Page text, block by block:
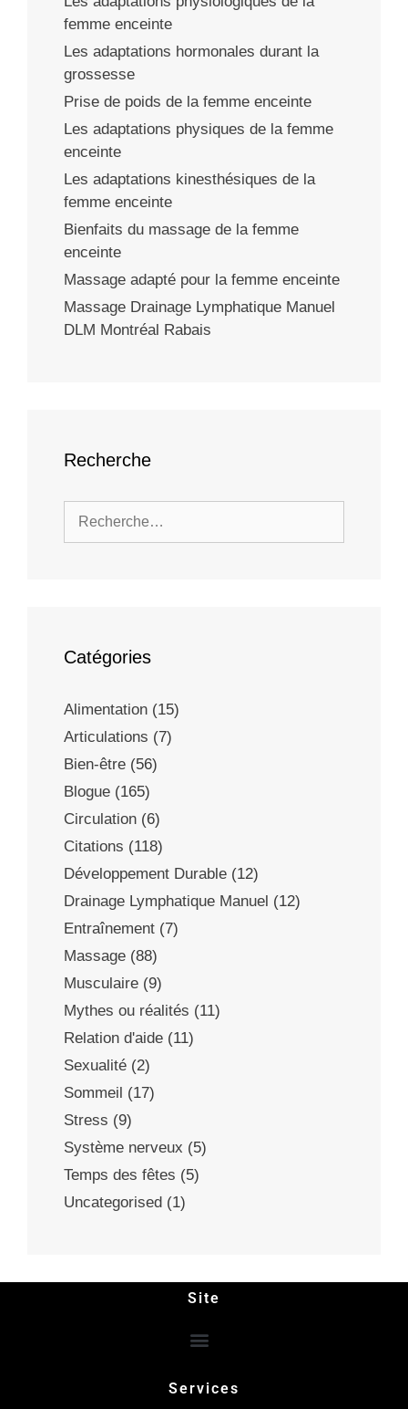
femme enceinte
Les adaptations hormonales durant la
grossesse
Prise de poids de la femme enceinte
Les adaptations physiques de la femme
enceinte
Les adaptations kinesthésiques de la
femme enceinte
Bienfaits du massage de la femme
enceinte
Massage adapté pour la femme enceinte
Massage Drainage Lymphatique Manuel
DLM Montréal Rabais
Recherche
Catégories
Alimentation (15)
Articulations (7)
Bien-être (56)
Blogue (165)
Circulation (6)
Citations (118)
Développement Durable (12)
Drainage Lymphatique Manuel (12)
Entraînement (7)
Massage (88)
Musculaire (9)
Mythes ou réalités (11)
Relation d'aide (11)
Sexualité (2)
Sommeil (17)
Stress (9)
Système nerveux (5)
Temps des fêtes (5)
Uncategorised (1)
Site
Services